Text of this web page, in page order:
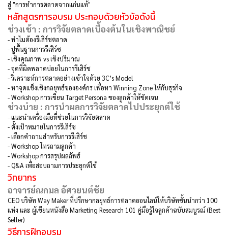
สู่ "การทำการตลาดจากแก่นแท้"
หลักสูตรการอบรม ประกอบด้วยหัวข้อดังนี้
ช่วงเช้า : การวิจัยตลาดเบื้องต้นในเชิงพาณิชย์
-ทำไมต้องรีเสิร์ชตลาด
-ปูพื้นฐานการรีเสิร์ช
-เชิงคุณภาพ vs เชิงปริมาณ
-จุดที่ผิดพลาดบ่อยในการรีเสิร์ช
-วิเคราะห์การตลาดอย่างเข้าใจด้วย 3C’s Model
-หาจุดแข็งเชิงกลยุทธ์ขององค์กร เพื่อหา Winning Zone ให้กับธุรกิจ
-Workshop การเขียน Target Persona ของลูกค้าให้ชัดเจน
ช่วงบ่าย : การนำผลการวิจัยตลาดไปประยุกต์ใช้
-แนะนำเครื่องมือที่ช่วยในการวิจัยตลาด
- ตั้งเป้าหมายในการรีเสิร์ช
-เลือกคำถามสำหรับการรีเสิร์ช
-Workshop โทรถามลูกค้า
-Workshop การสรุปผลลัพธ์
- Q&A เพื่อสอบถามการประยุกต์ใช้
วิทยากร
อาจารย์ณกมล อัศวยนต์ชัย
CEO บริษัท Way Maker ที่ปรึกษากลยุทธ์การตลาดออนไลน์ให้บริษัทชั้นนำกว่า 100
แห่ง และ ผู้เขียนหนังสือ Marketing Research 101 คู่มือรู้ใจลูกค้าฉบับสมบูรณ์ (Best
Seller)
วิธีการฝึกอบรม